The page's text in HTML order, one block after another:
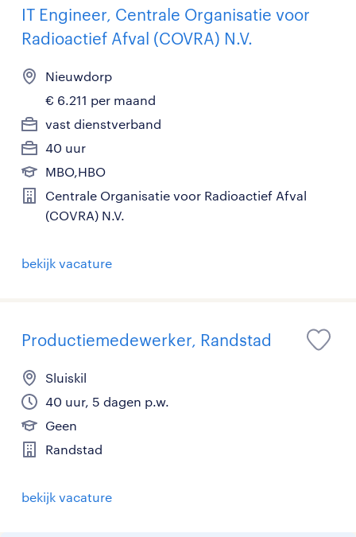
IT Engineer, Centrale Organisatie voor
Radioactief Afval (COVRA) N.V.
Nieuwdorp
€ 6.211 per maand
vast dienstverband
40 uur
MBO,HBO
Centrale Organisatie voor Radioactief Afval
(COVRA) N.V.
bekijk vacature
Productiemedewerker, Randstad
Sluiskil
40 uur, 5 dagen p.w.
Geen
Randstad
bekijk vacature